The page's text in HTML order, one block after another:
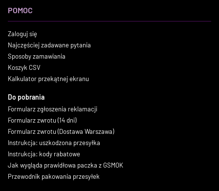
POMOC
Zaloguj się
Najczęściej zadawane pytania
Sposoby zamawiania
Koszyk CSV
Kalkulator przekątnej ekranu
Do pobrania
Formularz zgłoszenia reklamacji
Formularz zwrotu (14 dni)
Formularz zwrotu (Dostawa Warszawa)
Instrukcja: uszkodzona przesyłka
Instrukcja: kody rabatowe
Jak wygląda prawidłowa paczka z GSMOK
Przewodnik pakowania przesyłek